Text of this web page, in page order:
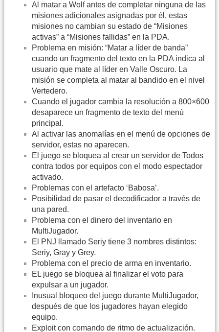
Al matar a Wolf antes de completar ninguna de las
misiones adicionales asignadas por él, estas
misiones no cambian su estado de “Misiones
activas” a “Misiones fallidas” en la PDA.
Problema en misión: “Matar a líder de banda”
cuando un fragmento del texto en la PDA indica al
usuario que mate al líder en Valle Oscuro. La
misión se completa al matar al bandido en el nivel
Vertedero.
Cuando el jugador cambia la resolución a 800×600
desaparece un fragmento de texto del menú
principal.
Al activar las anomalías en el menú de opciones de
servidor, estas no aparecen.
El juego se bloquea al crear un servidor de Todos
contra todos por equipos con el modo espectador
activado.
Problemas con el artefacto ‘Babosa’.
Posibilidad de pasar el decodificador a través de
una pared.
Problema con el dinero del inventario en
MultiJugador.
El PNJ llamado Seriy tiene 3 nombres distintos:
Seriy, Gray y Grey.
Problema con el precio de arma en inventario.
EL juego se bloquea al finalizar el voto para
expulsar a un jugador.
Inusual bloqueo del juego durante MultiJugador,
después de que los jugadores hayan elegido
equipo.
Exploit con comando de ritmo de actualización.